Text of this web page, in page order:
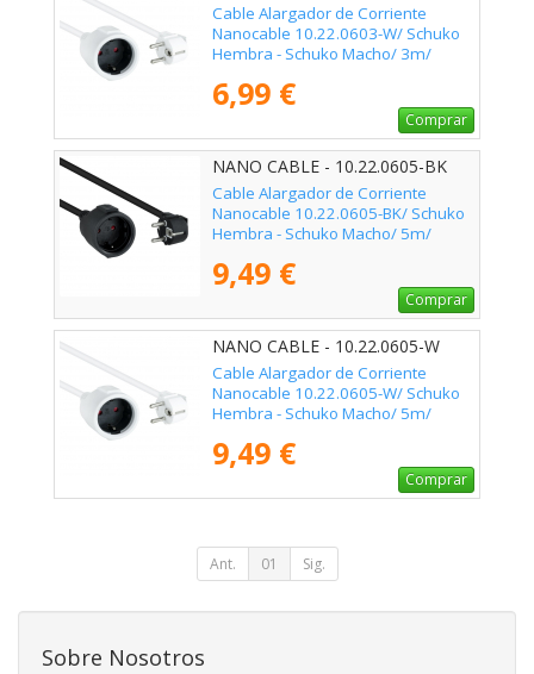
Cable Alargador de Corriente
Nanocable 10.22.0603-W/ Schuko
Hembra - Schuko Macho/ 3m/
6,99 €
Comprar
NANO CABLE - 10.22.0605-BK
Cable Alargador de Corriente
Nanocable 10.22.0605-BK/ Schuko
Hembra - Schuko Macho/ 5m/
9,49 €
Comprar
NANO CABLE - 10.22.0605-W
Cable Alargador de Corriente
Nanocable 10.22.0605-W/ Schuko
Hembra - Schuko Macho/ 5m/
9,49 €
Comprar
Ant. 01 Sig.
Sobre Nosotros